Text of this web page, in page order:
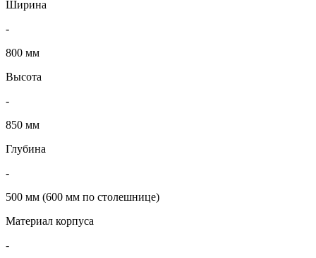
Ширина
-
800 мм
Высота
-
850 мм
Глубина
-
500 мм (600 мм по столешнице)
Материал корпуса
-